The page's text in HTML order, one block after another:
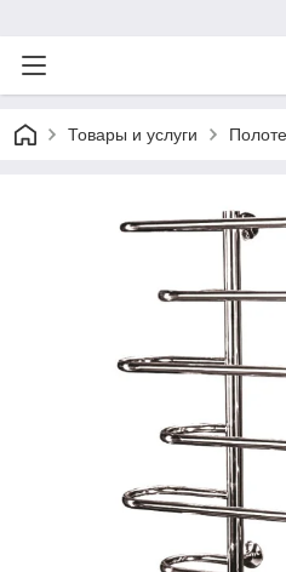
Товары и услуги